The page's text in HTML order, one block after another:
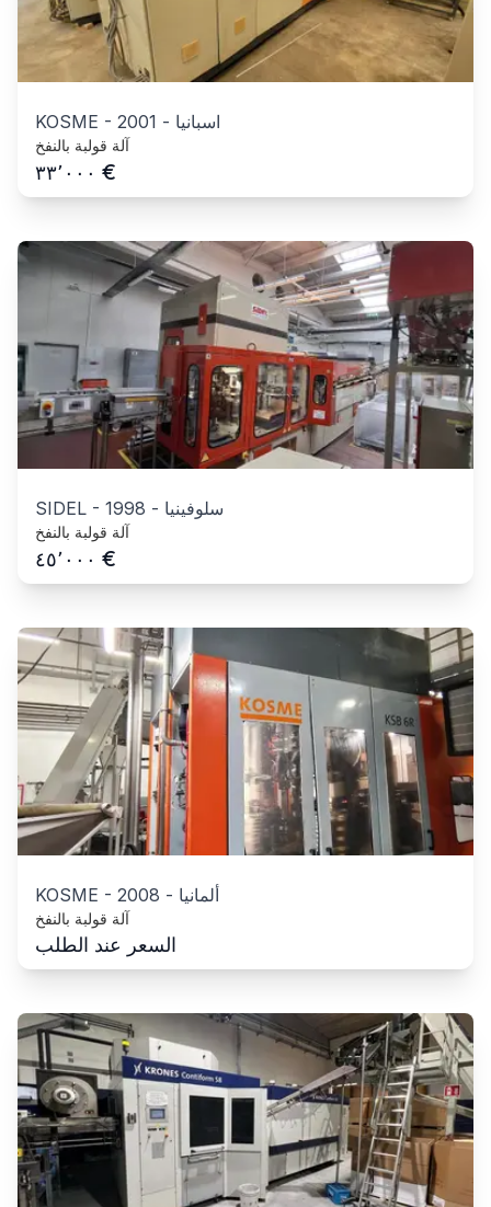
KOSME - 2001 - اسبانيا
آلة قولبة بالنفخ
٣٣٬٠٠٠ €
SIDEL - 1998 - سلوفينيا
آلة قولبة بالنفخ
٤٥٬٠٠٠ €
KOSME - 2008 - ألمانيا
آلة قولبة بالنفخ
السعر عند الطلب